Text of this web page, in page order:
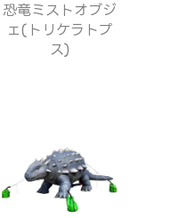
恐竜ミストオブジ
ェ(トリケラトプ
ス)